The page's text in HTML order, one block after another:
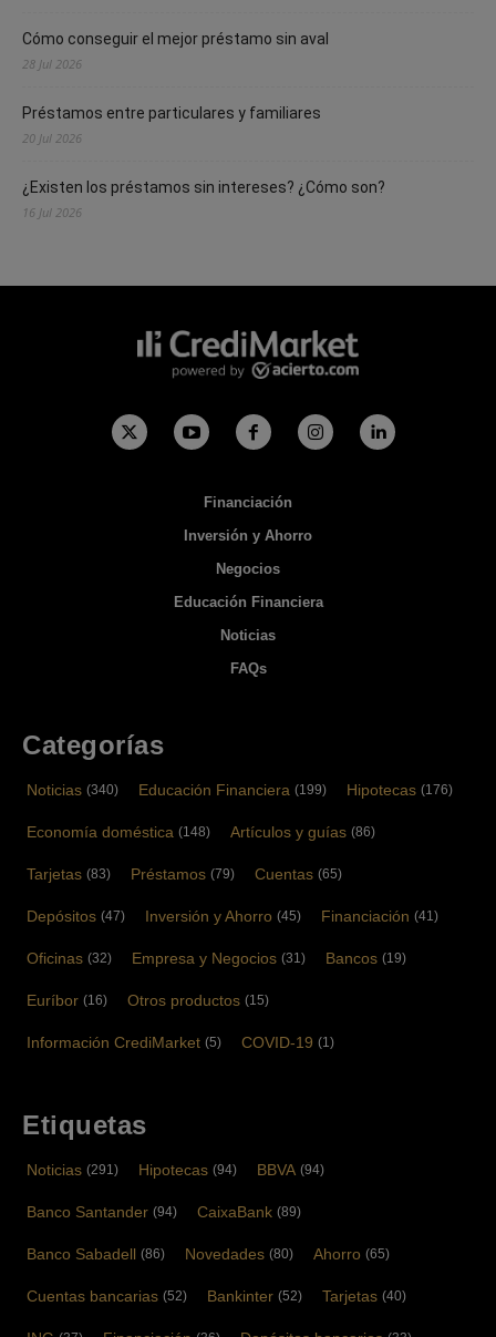
Cómo conseguir el mejor préstamo sin aval
28 Jul 2026
Préstamos entre particulares y familiares
20 Jul 2026
¿Existen los préstamos sin intereses? ¿Cómo son?
16 Jul 2026
Financiación
Inversión y Ahorro
Negocios
Educación Financiera
Noticias
FAQs
Categorías
Noticias (340) Educación Financiera (199) Hipotecas (176)
Economía doméstica (148) Artículos y guías (86)
Tarjetas (83) Préstamos (79) Cuentas (65)
Depósitos (47) Inversión y Ahorro (45) Financiación (41)
Oficinas (32) Empresa y Negocios (31) Bancos (19)
Euríbor (16) Otros productos (15)
Información CrediMarket (5) COVID-19 (1)
Etiquetas
Noticias (291) Hipotecas (94) BBVA (94)
Banco Santander (94) CaixaBank (89)
Banco Sabadell (86) Novedades (80) Ahorro (65)
Cuentas bancarias (52) Bankinter (52) Tarjetas (40)